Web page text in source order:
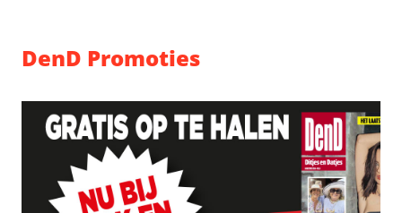
DenD Promoties